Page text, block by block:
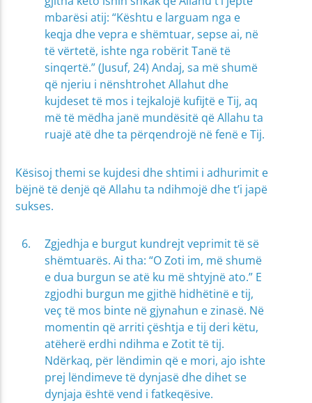
mbarësi atij: “Kështu e larguam nga e
keqja dhe vepra e shëmtuar, sepse ai, në
të vërtetë, ishte nga robërit Tanë të
sinqertë.” (Jusuf, 24) Andaj, sa më shumë
që njeriu i nënshtrohet Allahut dhe
kujdeset të mos i tejkalojë kufijtë e Tij, aq
më të mëdha janë mundësitë që Allahu ta
ruajë atë dhe ta përqendrojë në fenë e Tij.
Kësisoj themi se kujdesi dhe shtimi i adhurimit e
bëjnë të denjë që Allahu ta ndihmojë dhe t’i japë
sukses.
Zgjedhja e burgut kundrejt veprimit të së
shëmtuarës. Ai tha: “O Zoti im, më shumë
e dua burgun se atë ku më shtyjnë ato.” E
zgjodhi burgun me gjithë hidhëtinë e tij,
veç të mos binte në gjynahun e zinasë. Në
momentin që arriti çështja e tij deri këtu,
atëherë erdhi ndihma e Zotit të tij.
Ndërkaq, për lëndimin që e mori, ajo ishte
prej lëndimeve të dynjasë dhe dihet se
dynjaja është vend i fatkeqësive.